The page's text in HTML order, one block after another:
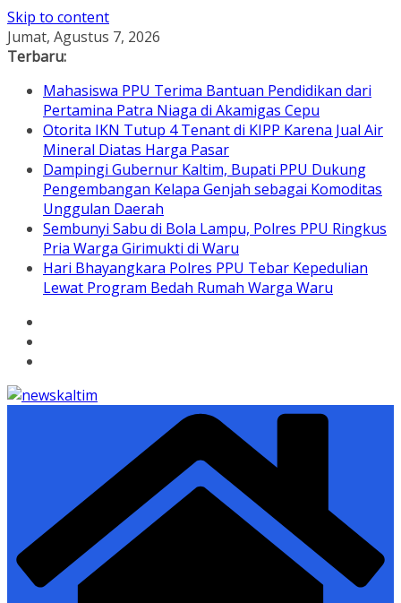
Skip to content
Jumat, Agustus 7, 2026
Terbaru:
Mahasiswa PPU Terima Bantuan Pendidikan dari
Pertamina Patra Niaga di Akamigas Cepu
Otorita IKN Tutup 4 Tenant di KIPP Karena Jual Air
Mineral Diatas Harga Pasar
Dampingi Gubernur Kaltim, Bupati PPU Dukung
Pengembangan Kelapa Genjah sebagai Komoditas
Unggulan Daerah
Sembunyi Sabu di Bola Lampu, Polres PPU Ringkus
Pria Warga Girimukti di Waru
Hari Bhayangkara Polres PPU Tebar Kepedulian
Lewat Program Bedah Rumah Warga Waru